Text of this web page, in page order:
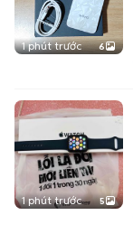
1 phút trước 6
1 phút trước 5